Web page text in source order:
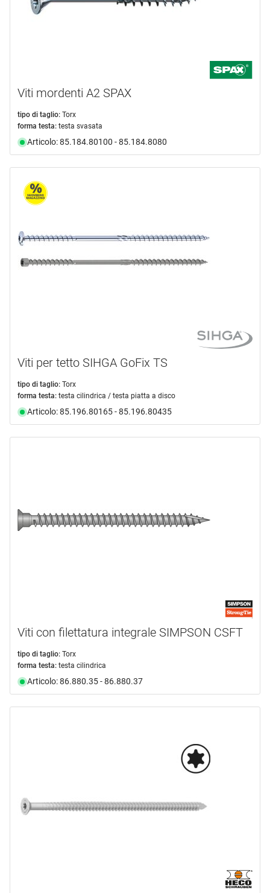
Viti mordenti A2 SPAX
tipo di taglio: Torx
forma testa: testa svasata
Articolo: 85.184.80100 - 85.184.8080
Viti per tetto SIHGA GoFix TS
tipo di taglio: Torx
forma testa: testa cilindrica / testa piatta a disco
Articolo: 85.196.80165 - 85.196.80435
Viti con filettatura integrale SIMPSON CSFT
tipo di taglio: Torx
forma testa: testa cilindrica
Articolo: 86.880.35 - 86.880.37